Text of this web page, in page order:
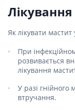
Лікування
Як лікувати мастит
При
розвивається
лікування
У разі гнійного
втручання.